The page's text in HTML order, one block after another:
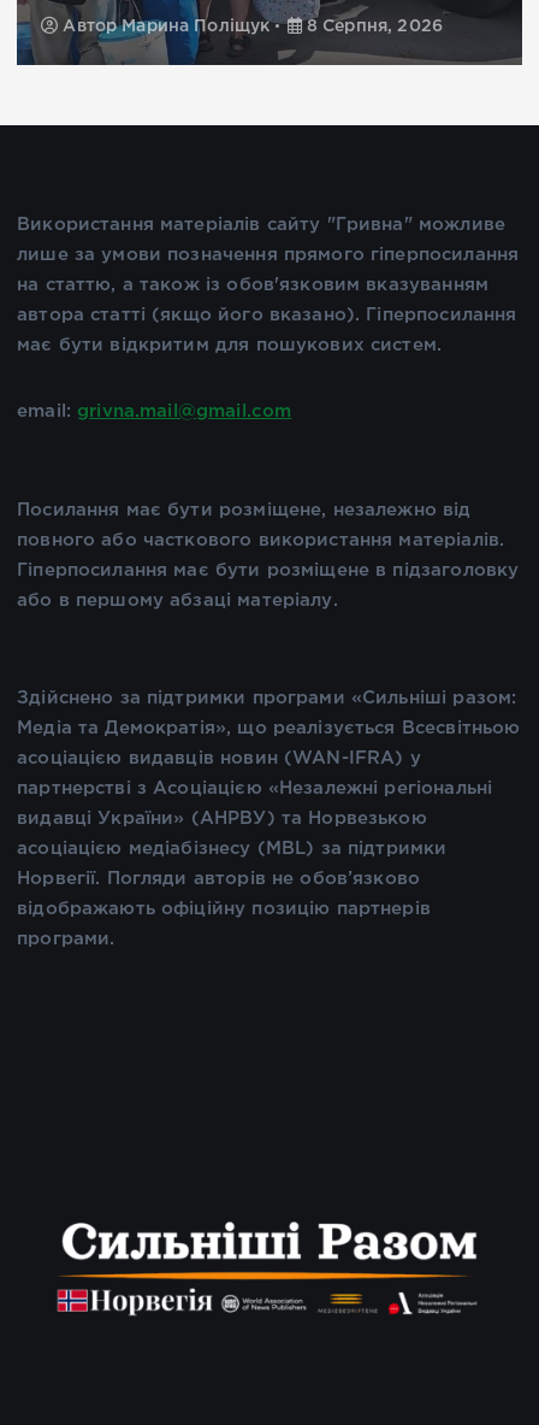
АвторМарина Поліщук 8 Серпня, 2026
Використання матеріалів сайту "Гривна" можливе
лише за умови позначення прямого гіперпосилання
на статтю, а також із обов'язковим вказуванням
автора статті (якщо його вказано). Гіперпосилання
має бути відкритим для пошукових систем.
email: grivna.mail@gmail.com
Посилання має бути розміщене, незалежно від
повного або часткового використання матеріалів.
Гіперпосилання має бути розміщене в підзаголовку
або в першому абзаці матеріалу.
Здійснено за підтримки програми «Сильніші разом:
Медіа та Демократія», що реалізується Всесвітньою
асоціацією видавців новин (WAN-IFRA) у
партнерстві з Асоціацією «Незалежні регіональні
видавці України» (АНРВУ) та Норвезькою
асоціацією медіабізнесу (MBL) за підтримки
Норвегії. Погляди авторів не обов’язково
відображають офіційну позицію партнерів
програми.